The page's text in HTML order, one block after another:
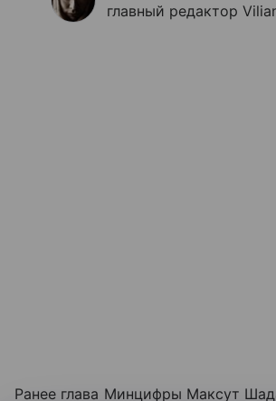
главный редактор
Ранее глава Минцифры Максут